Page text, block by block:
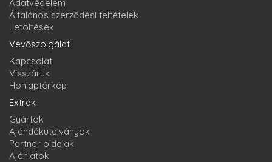
Adatvédelem
Általános szerződési feltételek
Letöltések
Vevőszolgálat
Kapcsolat
Visszáruk
Honlaptérkép
Extrák
Gyártók
Ajándékutalványok
Partner oldalak
Ajánlatok